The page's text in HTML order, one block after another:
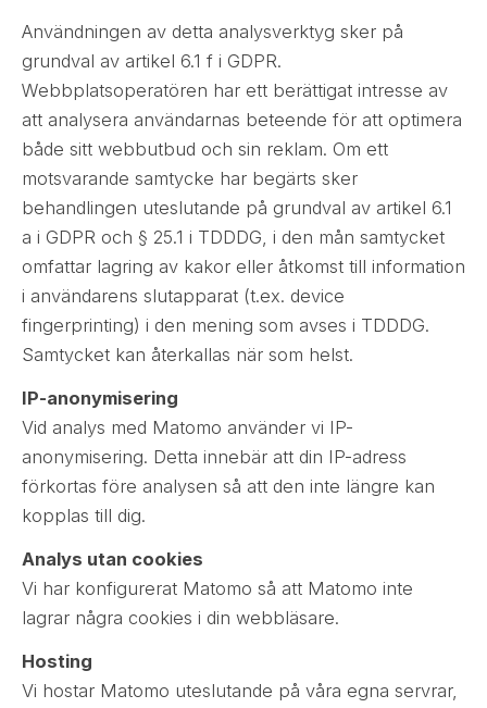
Användningen av detta analysverktyg sker på
grundval av artikel 6.1 f i GDPR.
Webbplatsoperatören har ett berättigat intresse av
att analysera användarnas beteende för att optimera
både sitt webbutbud och sin reklam. Om ett
motsvarande samtycke har begärts sker
behandlingen uteslutande på grundval av artikel 6.1
a i GDPR och § 25.1 i TDDDG, i den mån samtycket
omfattar lagring av kakor eller åtkomst till information
i användarens slutapparat (t.ex. device
fingerprinting) i den mening som avses i TDDDG.
Samtycket kan återkallas när som helst.
IP-anonymisering
Vid analys med Matomo använder vi IP-
anonymisering. Detta innebär att din IP-adress
förkortas före analysen så att den inte längre kan
kopplas till dig.
Analys utan cookies
Vi har konfigurerat Matomo så att Matomo inte
lagrar några cookies i din webbläsare.
Hosting
Vi hostar Matomo uteslutande på våra egna servrar,